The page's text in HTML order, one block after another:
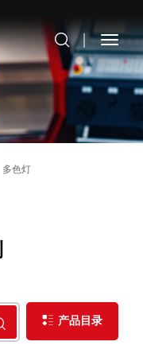
多色灯
产品目录